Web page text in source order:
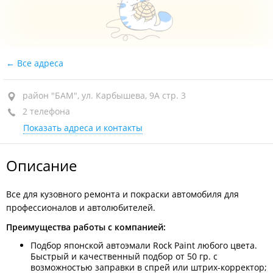
Все адреса
район "БАМ", ул. Карбышева, 9А стр. 3
2 телефона
Показать адреса и контакты
Описание
Все для кузовного ремонта и покраски автомобиля для
профессионалов и автолюбителей.
Преимущества работы с компанией:
Подбор японской автоэмали Rock Paint любого цвета.
Быстрый и качественный подбор от 50 гр. с
возможностью заправки в спрей или штрих-корректор;